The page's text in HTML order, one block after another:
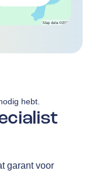
hebt.
garant voor